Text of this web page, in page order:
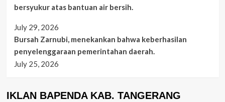
bersyukur atas bantuan air bersih.
July 29, 2026
Bursah Zarnubi, menekankan bahwa keberhasilan
penyelenggaraan pemerintahan daerah.
July 25, 2026
IKLAN BAPENDA KAB. TANGERANG